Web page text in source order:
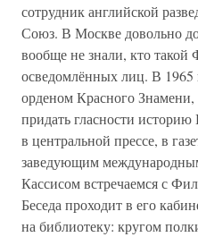
сотрудник английской
Союз. В Москве довольно
вообще не знали, кто
осведомлённых лиц. В 1965
орденом Красного
придать гласности
в центральной прессе, в
заведующим
Кассисом встречаемся с
Беседа проходит в его
на библиотеку: кругом